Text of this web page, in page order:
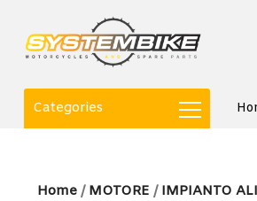
Categories
Home / MOTORE / IMPIANTO